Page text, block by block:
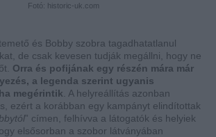
Fotó: historic-uk.com
és Bobby szobra tagadhatatlanul
de csak kevesen tudják megállni, hogy ne
Orra és pofijának egy részén mára már
a legenda szerint ugyanis
megérintik . A helyreállítás azonban
ezért a korábban egy kampányt elindítottak
” címen, felhívva a látogatók és helyiek
elsősorban a szobor látványában